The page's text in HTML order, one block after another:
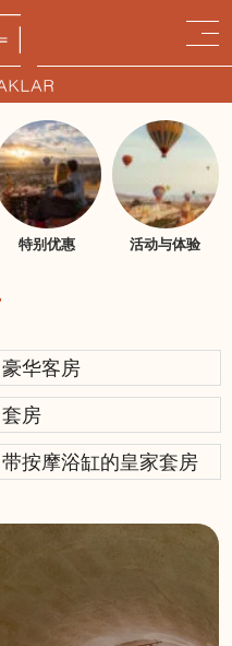
特别优惠 活动与体验
豪华客房
套房
带按摩浴缸的皇家套房